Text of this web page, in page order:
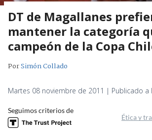
DT de Magallanes
mantener la categoría
campeón de la Copa
PorSimón Collado
Martes 08 noviembre de 2011 | Publicado a
Seguimos criterios de
Ética y